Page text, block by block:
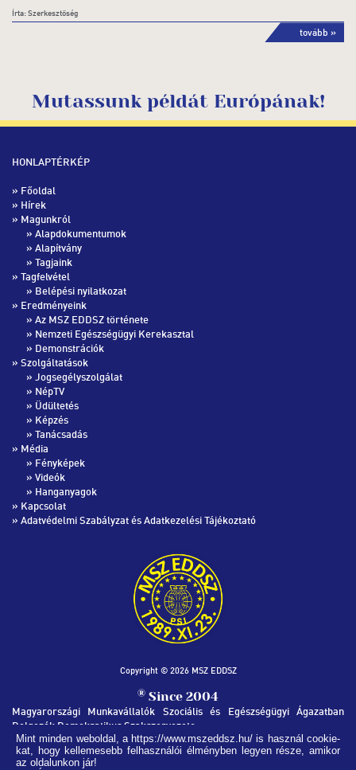
Írta: Szerkesztőség
tovább »
Mutassunk példát Európának!
HONLAPTÉRKÉP
» Főoldal
» Hírek
» Magunkról
» Alapdokumentumok
» Alapítvány
» Tagjaink
» Tagfelvétel
» Belépési nyilatkozat
» Eredményeink
» Az MSZ EDDSZ története
» Nemzeti Egészségügyi Kerekasztal
» Demonstrációk
» Szolgáltatások
» Jogsegélyszolgálat
» NépTV
» Üdültetés
» Képzés
» Tanácsadás
» Média
» Fényképek
» Videók
» Hanganyagok
» Kapcsolat
» Adatvédelmi Szabályzat és Adatkezelési Tájékoztató
Copyright © 2026 MSZ EDDSZ
® Since 2004
Magyarországi Munkavállalók Szociális és Egészségügyi Ágazatban
Dolgozók Demokratikus Szakszervezete
MSZ EDDSZ SZÉKHÁZ
Mint minden weboldal, a https://www.mszeddsz.hu/ is használ cookie-
kat, hogy kellemesebb felhasználói élményben legyen része, amikor
az oldalunkon jár!